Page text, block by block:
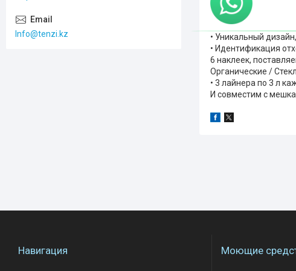
• Уникальный
• Идентификация
6 наклеек,
Органические /
• 3 лайнера по 3 л
И совместим с
Info@tenzi.kz
Навигация Моющие